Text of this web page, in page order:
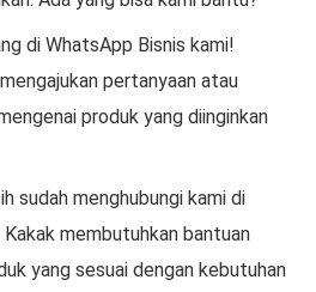
di WhatsApp Bisnis kami!
pertanyaan atau
produk yang diinginkan
sudah menghubungi kami di
membutuhkan bantuan
yang sesuai dengan kebutuhan